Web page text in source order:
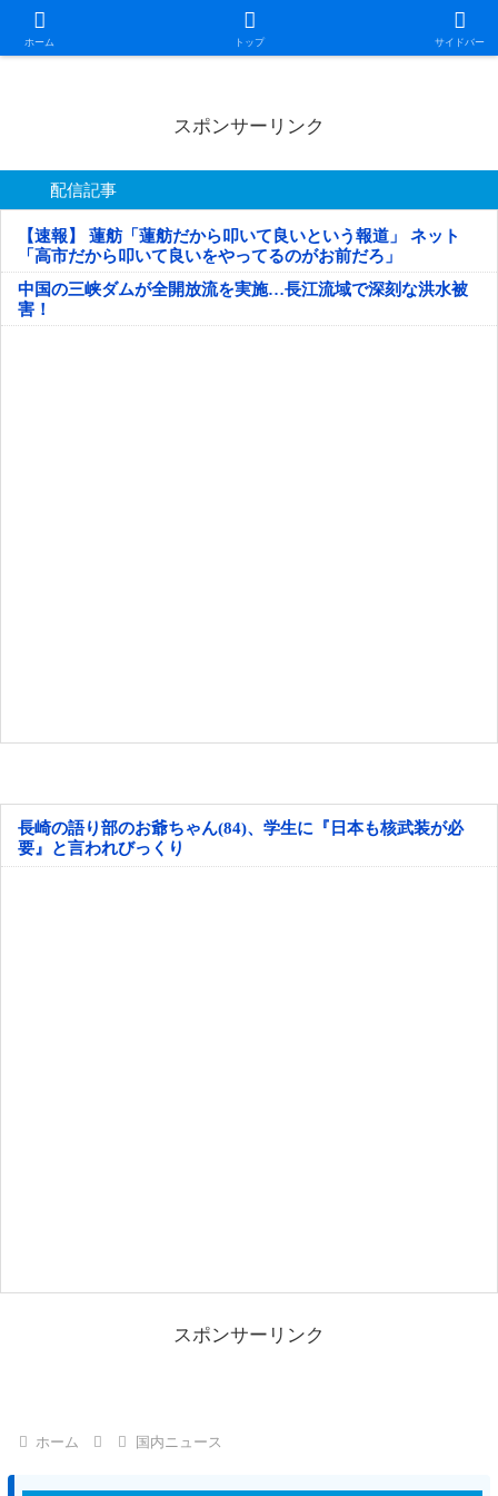
ホーム トップ サイドバー
日本第一！ニュース録
スポンサーリンク
配信記事
【速報】 蓮舫「蓮舫だから叩いて良いという報道」 ネット
「高市だから叩いて良いをやってるのがお前だろ」
中国の三峡ダムが全開放流を実施…長江流域で深刻な洪水被
害！
長崎の語り部のお爺ちゃん(84)、学生に『日本も核武装が必
要』と言われびっくり
スポンサーリンク
ホーム 国内ニュース